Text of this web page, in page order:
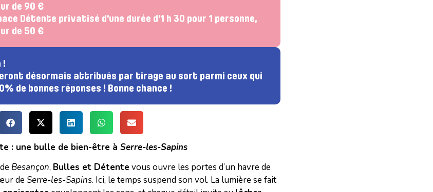
de 90 €
Détente privatisé d’une durée d’1 h 30 pour 1 personne,
de 50 €
!
désormais attribués par tirage au sort parmi ceux qui
de bonnes réponses ! Bonne chance !
: une bulle de bien-être à Serre-les-Sapins
Besançon, Bulles et Détente vous ouvre les portes d’un havre de
deSerre-les-Sapins. Ici, le temps suspend son vol. La lumière se fait